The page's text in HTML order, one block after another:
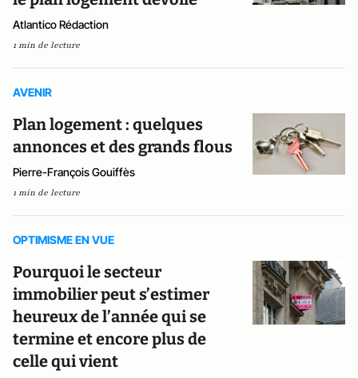
Atlantico Rédaction
1 min de lecture
AVENIR
Plan logement : quelques
annonces et des grands flous
Pierre-François Gouiffès
1 min de lecture
OPTIMISME EN VUE
Pourquoi le secteur
immobilier peut s’estimer
heureux de l’année qui se
termine et encore plus de
celle qui vient